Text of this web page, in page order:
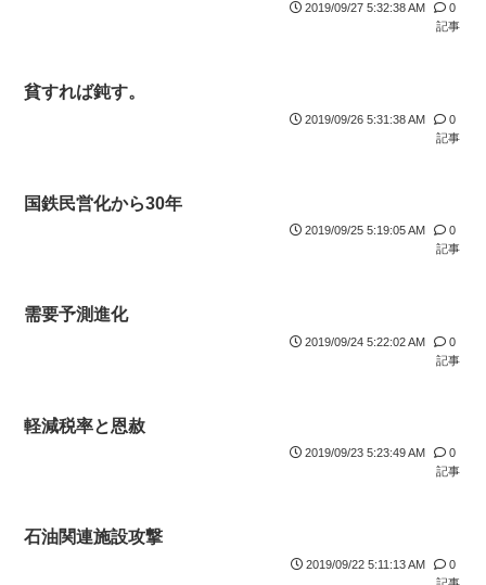
2019/09/27 5:32:38 AM
0
記事
貧すれば鈍す。
2019/09/26 5:31:38 AM
0
記事
国鉄民営化から30年
2019/09/25 5:19:05 AM
0
記事
需要予測進化
2019/09/24 5:22:02 AM
0
記事
軽減税率と恩赦
2019/09/23 5:23:49 AM
0
記事
石油関連施設攻撃
2019/09/22 5:11:13 AM
0